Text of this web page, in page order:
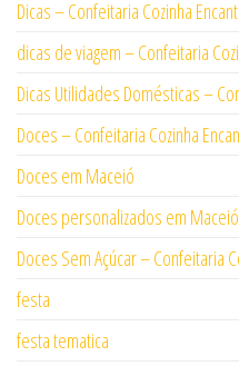
Dicas – Confeitaria Cozinha
dicas de viagem – Confeitaria
Dicas Utilidades Domésticas –
Doces – Confeitaria Cozinha
Doces em Maceió
Doces personalizados em Maceió
Doces Sem Açúcar – Confeitaria
festa
festa tematica